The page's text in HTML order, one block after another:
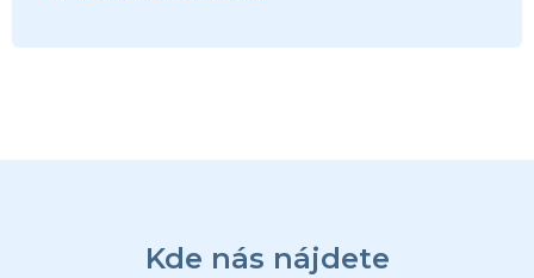
Kde nás nájdete